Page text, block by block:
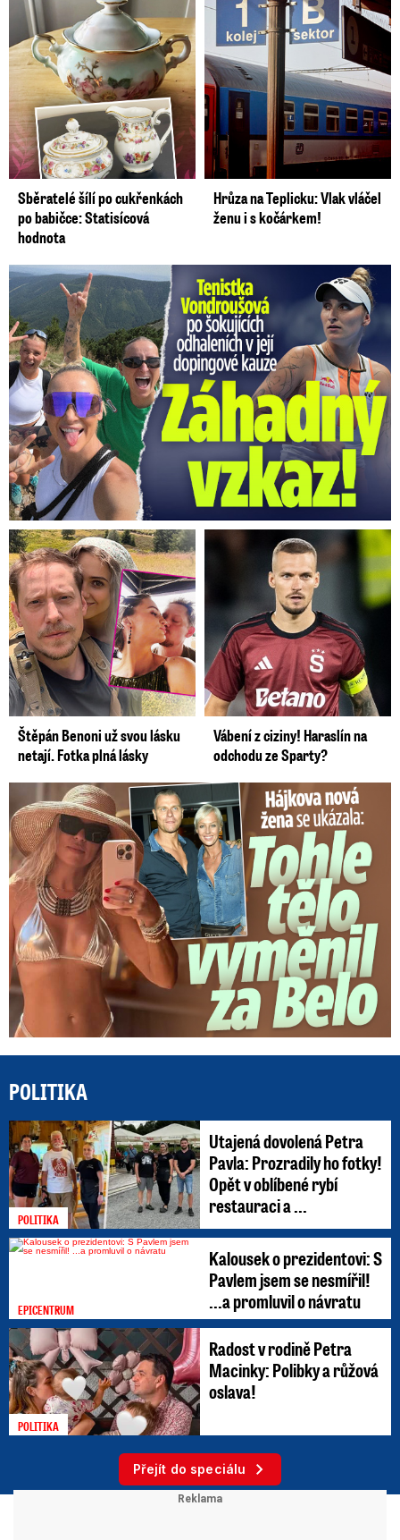
Sběratelé šílí po cukřenkách
po babičce: Statisícová
hodnota
Hrůza na Teplicku: Vlak vláčel
ženu i s kočárkem!
Vondroušová po šokujících odhaleních v kauze: Záhadný vzkaz!
Štěpán Benoni už svou lásku
netají. Fotka plná lásky
Vábení z ciziny! Haraslín na
odchodu ze Sparty?
Tohle tělo nahradilo Belo: Nová partnerka se ukázala...
POLITIKA
POLITIKA
Utajená dovolená Petra
Pavla: Prozradily ho fotky!
Opět v oblíbené rybí
restauraci a ...
EPICENTRUM
Kalousek o prezidentovi: S
Pavlem jsem se nesmířil!
...a promluvil o návratu
POLITIKA
Radost v rodině Petra
Macinky: Polibky a růžová
oslava!
Přejít do speciálu